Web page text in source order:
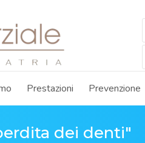
Prestazioni Prevenzione
dei denti"